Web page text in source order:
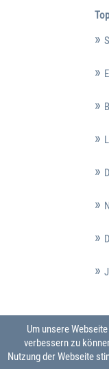
Um unsere
verbessern zu
Nutzung der Webseite